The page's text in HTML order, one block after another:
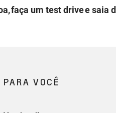
faça um test drive e saia